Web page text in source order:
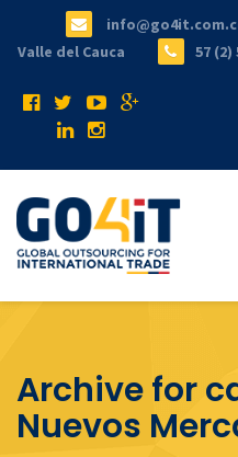
Valle del Cauca
57 (2)
Archive for
Nuevos